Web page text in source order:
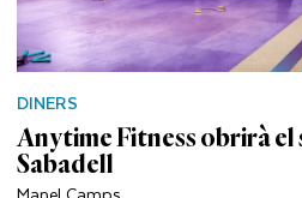
DINERS
Anytime Fitness obrirà el
Sabadell